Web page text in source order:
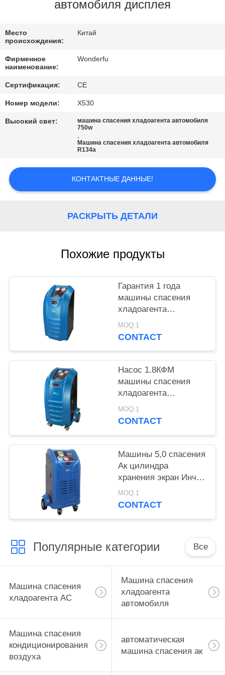
КАЧЕСТВА
СВЯЖИТЕСЬ
МЫ
СПРОСИТЕ
ЦИТАТУ
PRIVACY
POLICY
автомобиля дисплея
Место
происхождения:
Китай
Фирменное
наименование:
Wonderfu
Сертификация: CE
Номер модели: X530
Высокий свет:
машина спасения хладоагента автомобиля
750w
,
Машина спасения хладоагента автомобиля
R134a
КОНТАКТНЫЕ ДАННЫЕ!
РАСКРЫТЬ ДЕТАЛИ
Похожие продукты
Гарантия 1 года
машины спасения
хладоагента
автомобиля входа
ровная Семи
MOQ:1
CONTACT
Насос 1.8КФМ
машины спасения
хладоагента
автомобиля
масштаба цифров
MOQ:1
CONTACT
Машины 5,0 спасения
Ак цилиндра
хранения экран Инче
красочный ЛКД
автомобильной
MOQ:1
CONTACT
Популярные категории Все
Машина спасения
хладоагента AC
Машина спасения
хладоагента
автомобиля
Машина спасения
кондиционирования
воздуха
автоматическая
машина спасения ак